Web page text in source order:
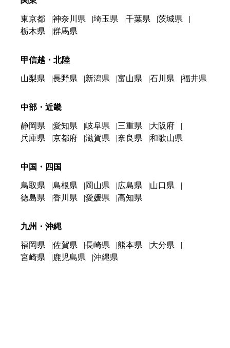
東京都 神奈川県 埼玉県 千葉県
茨城県
栃木県
群馬県
甲信越・北陸
山梨県 長野県 新潟県 富山県 石川県 福井県
中部・近畿
静岡県 愛知県 岐阜県 三重県
大阪府
兵庫県
京都府 滋賀県 奈良県 和歌山県
中国・四国
鳥取県 島根県 岡山県 広島県
山口県
徳島県
香川県 愛媛県 高知県
九州・沖縄
福岡県 佐賀県 長崎県 熊本県
大分県
宮崎県
鹿児島県 沖縄県